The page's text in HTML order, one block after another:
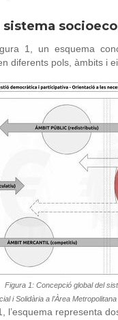
sistema
1, un esquema
diferents pols, àmbits i
Figura 1: Concepció global del
i Solidària a l’Àrea
l’esquema representa